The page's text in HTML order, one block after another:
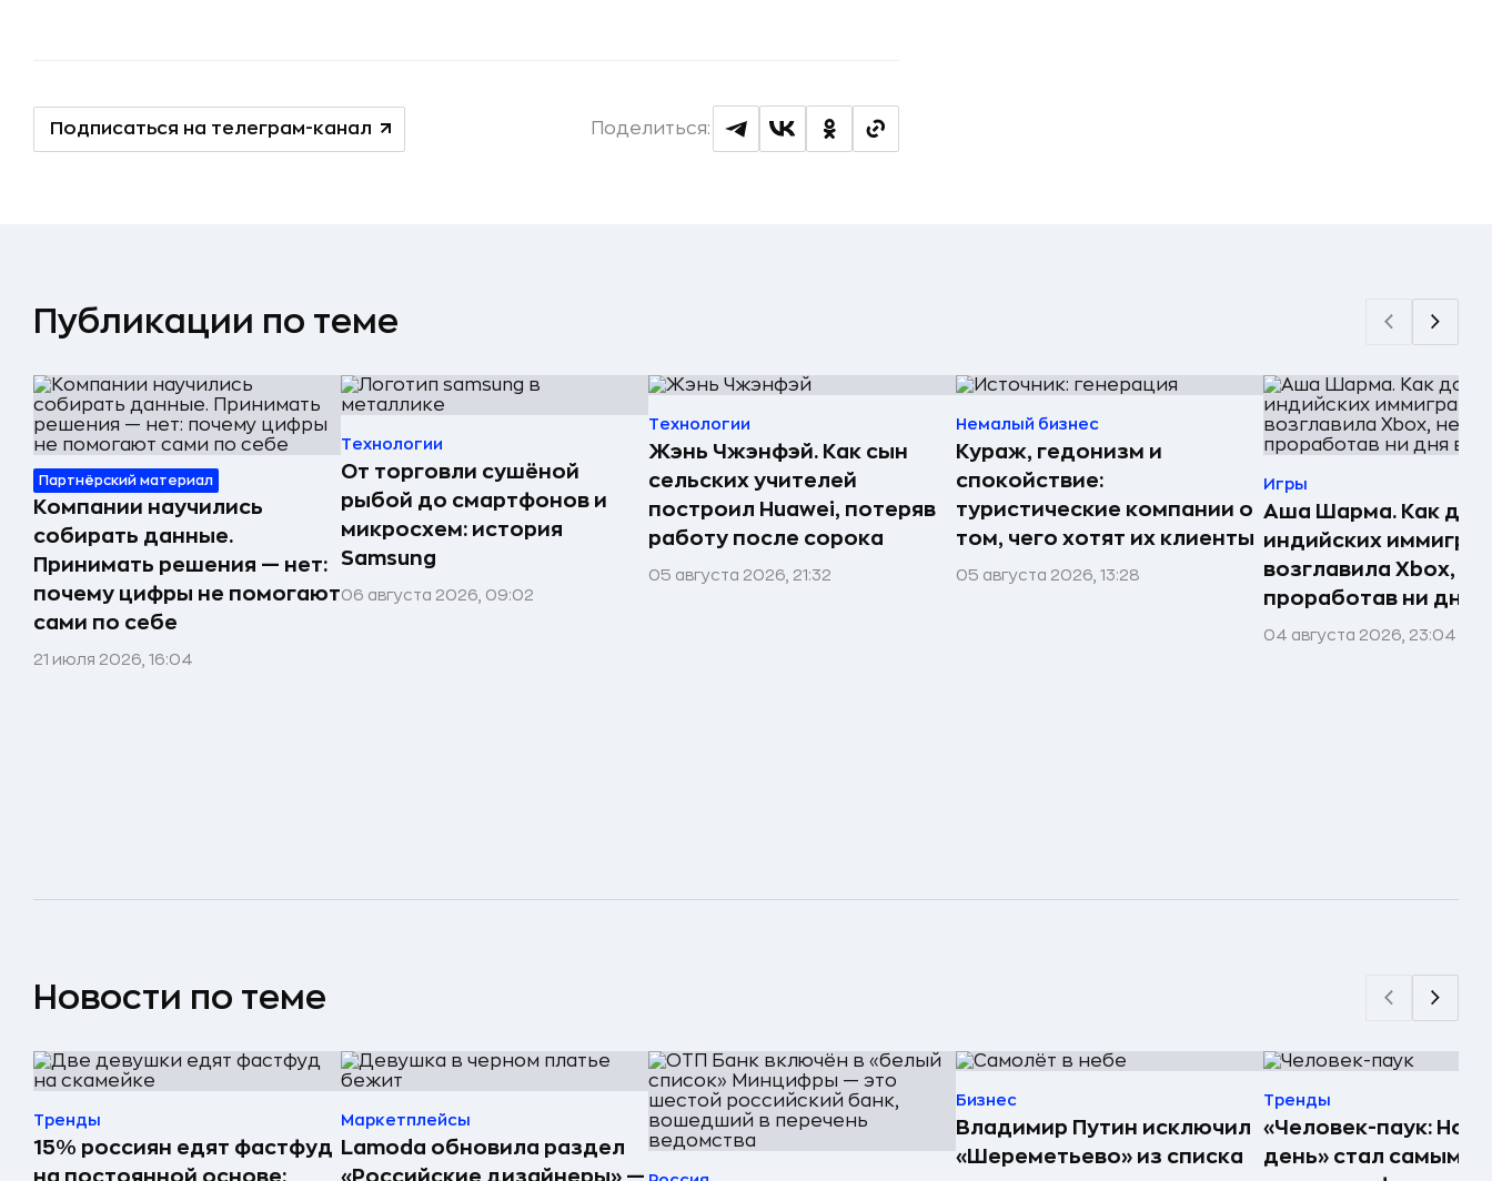
Подписаться на телеграм-канал Поделиться:
Публикации по теме
Партнёрский материал
Компании научились
собирать данные.
Принимать решения — нет:
почему цифры не помогают
сами по себе
21 июля 2026, 16:04
Технологии
От торговли сушёной
рыбой до смартфонов и
микросхем: история
Samsung
06 августа 2026, 09:02
Технологии
Жэнь Чжэнфэй. Как сын
сельских учителей
построил Huawei, потеряв
работу после сорока
05 августа 2026, 21:32
Немалый бизнес
Кураж, гедонизм и
спокойствие:
туристические компании о
том, чего хотят их клиенты
05 августа 2026, 13:28
Игры
Аша Шарма. Как
индийских
возглавила Xbox, не
проработав ни дня
04 августа 2026, 23:04
Новости по теме
Тренды
15% россиян едят фастфуд
на постоянной основе:
Маркетплейсы
Lamoda обновила раздел
«Российские дизайнеры» —
Бизнес
Владимир Путин исключил
«Шереметьево» из списка
Тренды
«Человек-паук:
день» стал самым